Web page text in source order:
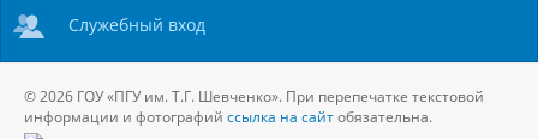
Служебный вход
© 2026 ГОУ «ПГУ им. Т.Г. Шевченко». При перепечатке текстовой
информации и фотографий ссылка на сайтобязательна.